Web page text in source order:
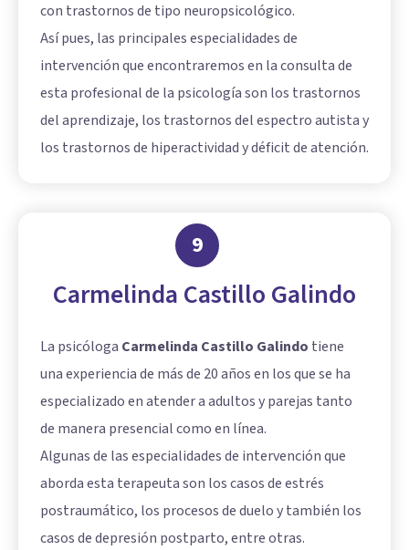
con trastornos de tipo neuropsicológico.
Así pues, las principales especialidades de
intervención que encontraremos en la consulta de
esta profesional de la psicología son los trastornos
del aprendizaje, los trastornos del espectro autista y
los trastornos de hiperactividad y déficit de atención.
9
Carmelinda Castillo Galindo
La psicóloga Carmelinda Castillo Galindo tiene
una experiencia de más de 20 años en los que se ha
especializado en atender a adultos y parejas tanto
de manera presencial como en línea.
Algunas de las especialidades de intervención que
aborda esta terapeuta son los casos de estrés
postraumático, los procesos de duelo y también los
casos de depresión postparto, entre otras.